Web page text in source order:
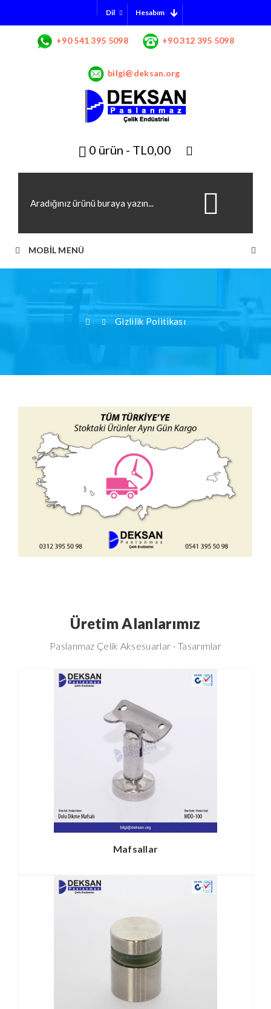
Dil Hesabım
+90 541 395 5098 +90 312 395 5098
bilgi@deksan.org
0 ürün - TL0,00
MOBIL MENÜ
Gizlilik Politikası
Üretim Alanlarımız
Paslanmaz Çelik Aksesuarlar - Tasarımlar
Mafsallar